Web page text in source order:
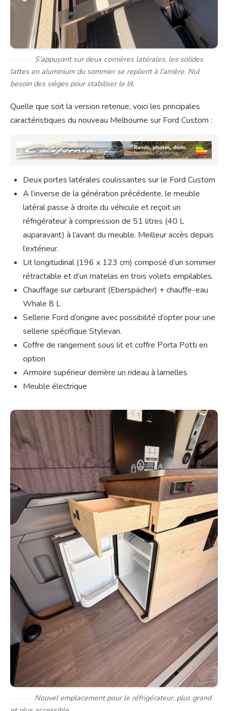
S’appuyant sur deux cornières latérales, les solides
lattes en aluminium du sommier se replient à l’arrière. Nul
besoin des sièges pour stabiliser le lit.
Quelle que soit la version retenue, voici les principales
caractéristiques du nouveau Melbourne sur Ford Custom :
Deux portes latérales coulissantes sur le Ford Custom
A l’inverse de la génération précédente, le meuble
latéral passe à droite du véhicule et reçoit un
réfrigérateur à compression de 51 litres (40 L
auparavant) à l’avant du meuble. Meilleur accès depuis
l’extérieur.
Lit longitudinal (196 x 123 cm) composé d’un sommier
rétractable et d’un matelas en trois volets empilables.
Chauffage sur carburant (Eberspächer) + chauffe-eau
Whale 8 L
Sellerie Ford d’origine avec possibilité d’opter pour une
sellerie spécifique Stylevan.
Coffre de rangement sous lit et coffre Porta Potti en
option
Armoire supérieur derrière un rideau à lamelles
Meuble électrique
Nouvel emplacement pour le réfrigérateur, plus grand